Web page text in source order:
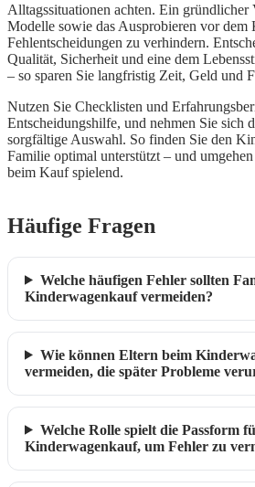
Alltagssituationen achten. Ein gründlicher
Modelle sowie das Ausprobieren vor dem
Fehlentscheidungen zu verhindern.
Qualität, Sicherheit und eine dem
– so sparen Sie langfristig Zeit, Geld und
Nutzen Sie Checklisten und
Entscheidungshilfe, und nehmen Sie sich
sorgfältige Auswahl. So finden Sie den
Familie optimal unterstützt – und
beim Kauf spielend.
Häufige Fragen
Welche häufigen Fehler sollten
Kinderwagenkauf vermeiden?
Wie können Eltern beim
vermeiden, die später Probleme
Welche Rolle spielt die Passform
Kinderwagenkauf, um Fehler zu